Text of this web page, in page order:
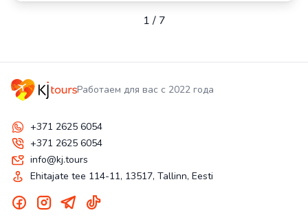
1/ 7
Работаем для вас с 2022 года
+371 2625 6054
+371 2625 6054
info@kj.tours
Ehitajate tee 114-11, 13517, Tallinn, Eesti